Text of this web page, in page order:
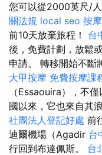
您可以從2000英尺/
關法規 local seo 按
前10天放棄旅程！ 台
後，免費計劃，放鬆
申請。 轉移開始不斷
大甲按摩 免費按摩課
（Essaouira），不
國以來，它也來自其
社團法人登記好處 前
迪爾機場（Agadir 台
行回到布達佩斯。 台